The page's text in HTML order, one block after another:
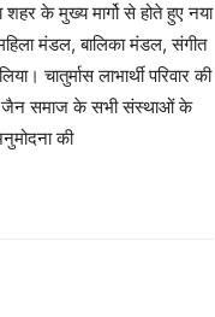
के मुख्य मार्गो से होते हुए नया
मंडल, बालिका मंडल, संगीत
चातुर्मास लाभार्थी परिवार की
जैन समाज के सभी संस्थाओं के
की